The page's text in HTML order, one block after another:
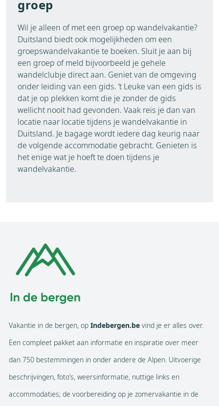
groep
Wil je alleen of met een groep op wandelvakantie?
Duitsland biedt ook mogelijkheden om een
groepswandelvakantie te boeken. Sluit je aan bij
een groep of meld bijvoorbeeld je gehele
wandelclubje direct aan. Geniet van de omgeving
onder leiding van een gids. ’t Leuke van een gids is
dat je op plekken komt die je zonder de gids
wellicht nooit had gevonden. Vaak reis je dan van
locatie naar locatie tijdens je wandelvakantie in
Duitsland. Je bagage wordt iedere dag keurig naar
de volgende accommodatie gebracht. Genieten is
het enige wat je hoeft te doen tijdens je
wandelvakantie.
Vakantie in de bergen, op Indebergen.be vind je er alles over.
Een compleet pakket aan informatie en inspiratie over meer
dan 750 bestemmingen in onder andere de Alpen. Uitvoerige
beschrijvingen, foto’s, weersinformatie, nuttige links en
accommodaties; de voorbereiding op je zomervakantie in de